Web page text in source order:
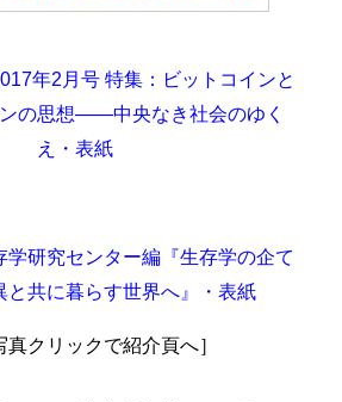
真クリックで紹介頁へ］